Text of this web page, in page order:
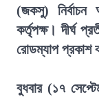
(জকসু) নির্বাচন
কর্তৃপক্ষ। দীর্ঘ
রোডম্যাপ প্রকাশ
বুধবার (১৭